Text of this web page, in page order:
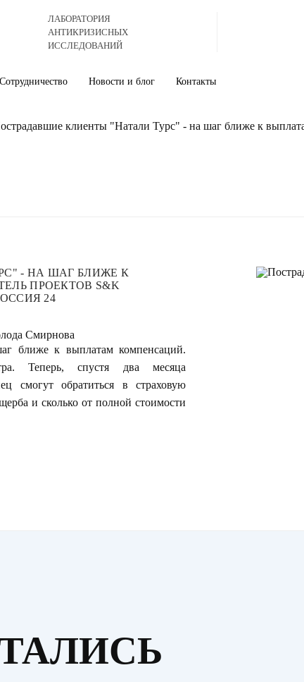
ЛАБОРАТОРИЯ
АНТИКРИЗИСНЫХ
ИССЛЕДОВАНИЙ
Сотрудничество Новости и блог Контакты
клиенты "Натали Турс" - на шаг ближе к
- НА ШАГ БЛИЖЕ К
ПРОЕКТОВ S&K
24
Смирнова
ближе к выплатам компенсаций.
Теперь, спустя два месяца
смогут обратиться в страховую
и сколько от полной стоимости